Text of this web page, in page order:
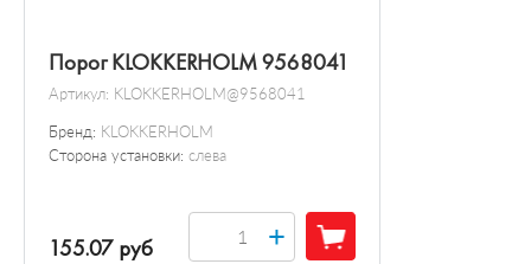
Порог KLOKKERHOLM 9568041
Артикул: KLOKKERHOLM@9568041
Бренд: KLOKKERHOLM
Сторона установки: слева
155.07 руб +